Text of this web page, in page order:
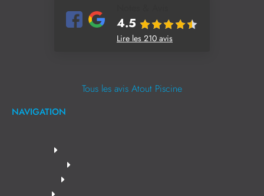
4.5
Lire les 210 avis
Tous les avis Atout Piscine
NAVIGATION